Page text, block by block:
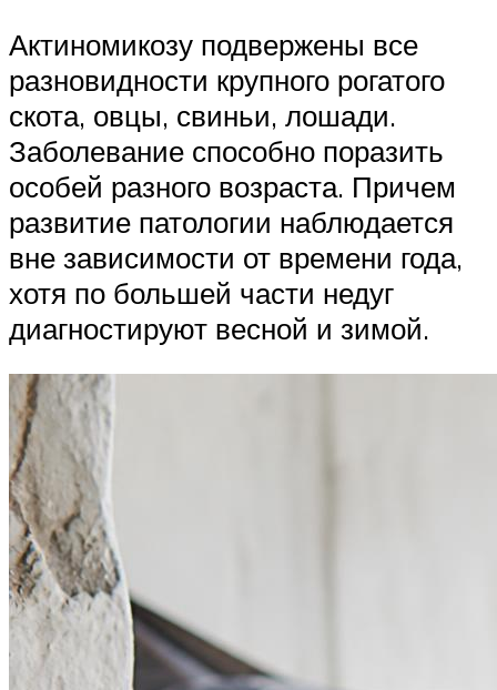
Актиномикозу подвержены все
разновидности крупного рогатого
скота, овцы, свиньи, лошади.
Заболевание способно поразить
особей разного возраста. Причем
развитие патологии наблюдается
вне зависимости от времени года,
хотя по большей части недуг
диагностируют весной и зимой.